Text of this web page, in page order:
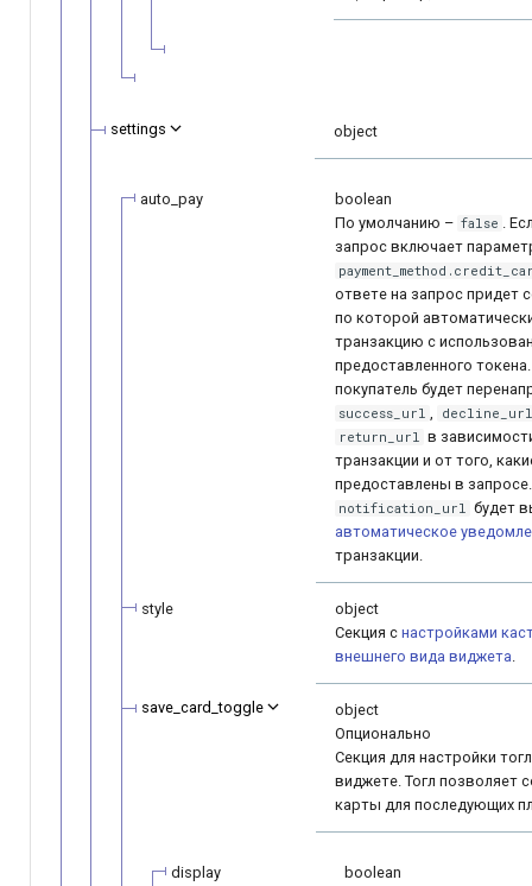
settings object
auto_pay
boolean
По умолчанию – false .
запрос включает
ответе на запрос придет
по которой
транзакцию c
предоставленного
покупатель будет
suсcess_url ,
decline_url
return_url в
транзакции и от того,
предоставлены в
notification_url будет
автоматическое
транзакции.
style
object
Секция с настройками
внешнего вида виджета.
save_card_toggle
object
Опционально
Секция для настройки
виджете. Тогл позволяет
карты для последующих
display
boolean